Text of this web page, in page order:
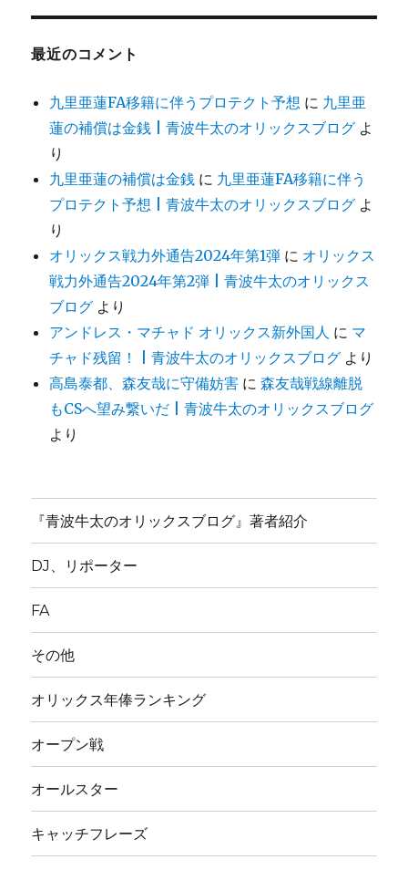
最近のコメント
九里亜蓮FA移籍に伴うプロテクト予想 に 九里亜
蓮の補償は金銭 | 青波牛太のオリックスブログ よ
り
九里亜蓮の補償は金銭 に 九里亜蓮FA移籍に伴う
プロテクト予想 | 青波牛太のオリックスブログ よ
り
オリックス戦力外通告2024年第1弾 に オリックス
戦力外通告2024年第2弾 | 青波牛太のオリックス
ブログ より
アンドレス・マチャド オリックス新外国人 に マ
チャド残留！ | 青波牛太のオリックスブログ より
高島泰都、森友哉に守備妨害 に森友哉戦線離脱
もCSへ望み繋いだ | 青波牛太のオリックスブログ
より
『青波牛太のオリックスブログ』著者紹介
DJ、リポーター
FA
その他
オリックス年俸ランキング
オープン戦
オールスター
キャッチフレーズ